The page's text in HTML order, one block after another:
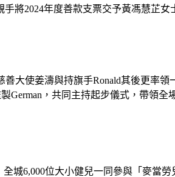
手將2024年度善款支票交予黃馮慧芷
善大使姜濤與持旗手Ronald其後更率
製German，共同主持起步儀式，帶領
全城6,000位大小健兒一同參與「麥當